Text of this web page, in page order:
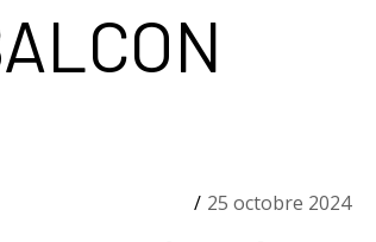
25 octobre 2024